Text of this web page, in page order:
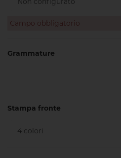
Campo obbligatorio
Grammature
Stampa fronte